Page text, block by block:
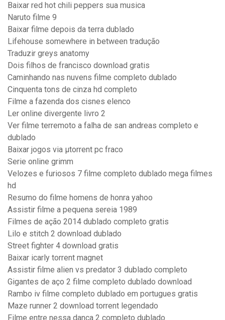
Baixar red hot chili peppers sua musica
Naruto filme 9
Baixar filme depois da terra dublado
Lifehouse somewhere in between tradução
Traduzir greys anatomy
Dois filhos de francisco download gratis
Caminhando nas nuvens filme completo dublado
Cinquenta tons de cinza hd completo
Filme a fazenda dos cisnes elenco
Ler online divergente livro 2
Ver filme terremoto a falha de san andreas completo e
dublado
Baixar jogos via μtorrent pc fraco
Serie online grimm
Velozes e furiosos 7 filme completo dublado mega filmes
hd
Resumo do filme homens de honra yahoo
Assistir filme a pequena sereia 1989
Filmes de ação 2014 dublado completo gratis
Lilo e stitch 2 download dublado
Street fighter 4 download gratis
Baixar icarly torrent magnet
Assistir filme alien vs predator 3 dublado completo
Gigantes de aço 2 filme completo dublado download
Rambo iv filme completo dublado em portugues gratis
Maze runner 2 download torrent legendado
Filme entre nessa dança 2 completo dublado